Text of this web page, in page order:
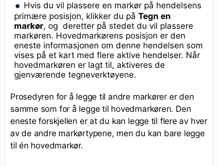
Hvis du vil plassere en markør på hendelsens
primære posisjon, klikker du på Tegn en
markør, og deretter på stedet du vil plassere
markøren. Hovedmarkørens posisjon er den
eneste informasjonen om denne hendelsen som
vises på et kart med flere aktive hendelser. Når
hovedmarkøren er lagt til, aktiveres de
gjenværende tegneverktøyene.
Prosedyren for å legge til andre markører er den
samme som for å legge til hovedmarkøren. Den
eneste forskjellen er at du kan legge til flere av hver
av de andre markørtypene, men du kan bare legge
til én hovedmarkør.